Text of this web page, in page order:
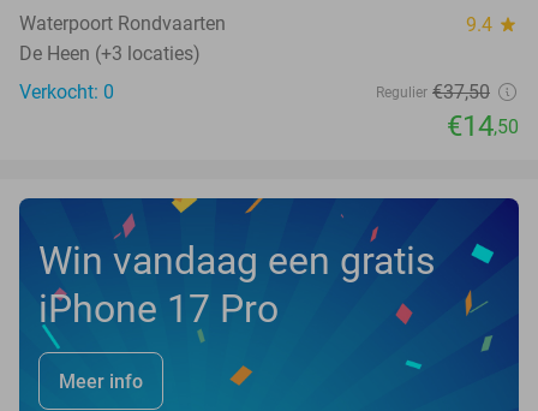
Waterpoort Rondvaarten 9.4 star
De Heen (+3 locaties)
Verkocht: 0
Regulier €37,50
€14,50
Win vandaag een gratis
iPhone 17 Pro
Meer info